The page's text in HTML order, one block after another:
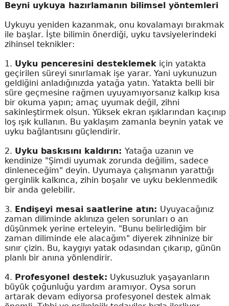
Beyni uykuya hazırlamanın bilimsel yöntemleri
Uykuyu yeniden kazanmak, onu kovalamayı bırakmak
ile başlar. İşte bilimin önerdiği, uyku tavsiyelerindeki
zihinsel teknikler:
1. Uyku penceresini desteklemekiçin yatakta
geçirilen süreyi sınırlamak işe yarar. Yani uykunuzun
geldiğini anladığınızda yatağa yatın. Yatakta belli bir
süre geçmesine rağmen uyuyamıyorsanız kalkıp kısa
bir okuma yapın; amaç uyumak değil, zihni
sakinleştirmek olsun. Yüksek ekran ışıklarından kaçınıp
loş ışık kullanın. Bu yaklaşım zamanla beynin yatak ve
uyku bağlantısını güçlendirir.
2. Uyku baskısını kaldırın: Yatağa uzanın ve
kendinize "Şimdi uyumak zorunda değilim, sadece
dinleneceğim" deyin. Uyumaya çalışmanın yarattığı
gerginlik kalkınca, zihin boşalır ve uyku beklenmedik
bir anda gelebilir.
3. Endişeyi mesai saatlerine atın: Uyuyacağınız
zaman diliminde aklınıza gelen sorunları o an
düşünmek yerine erteleyin. "Bunu belirlediğim bir
zaman diliminde ele alacağım" diyerek zihninize bir
sınır çizin. Bu, kaygıyı yatak odasından çıkarıp, günün
planlı bir anına yönlendirir.
4. Profesyonel destek: Uykusuzluk yaşayanların
büyük çoğunluğu yardım aramıyor. Oysa sorun
artarak devam ediyorsa profesyonel destek almak